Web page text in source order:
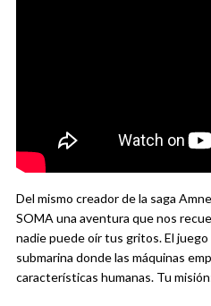
Del mismo creador de la saga
SOMA una aventura que nos
nadie puede oír tus gritos. El
submarina donde las máquinas
características humanas. Tu